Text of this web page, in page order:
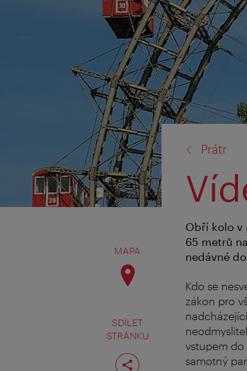
MAPA
SDÍLET
STRÁNKU
Rozdělit
stranu
Prátr
Obří kolo v
65 metrů
nedávné
Kdo se
zákon pro
vstupem do
samotný